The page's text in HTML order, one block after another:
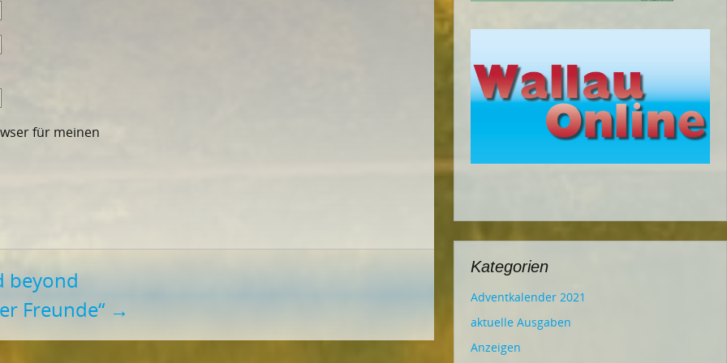
für meinen
beyond
Freunde“ →
Kategorien
Adventkalender 2021
aktuelle Ausgaben
Anzeigen